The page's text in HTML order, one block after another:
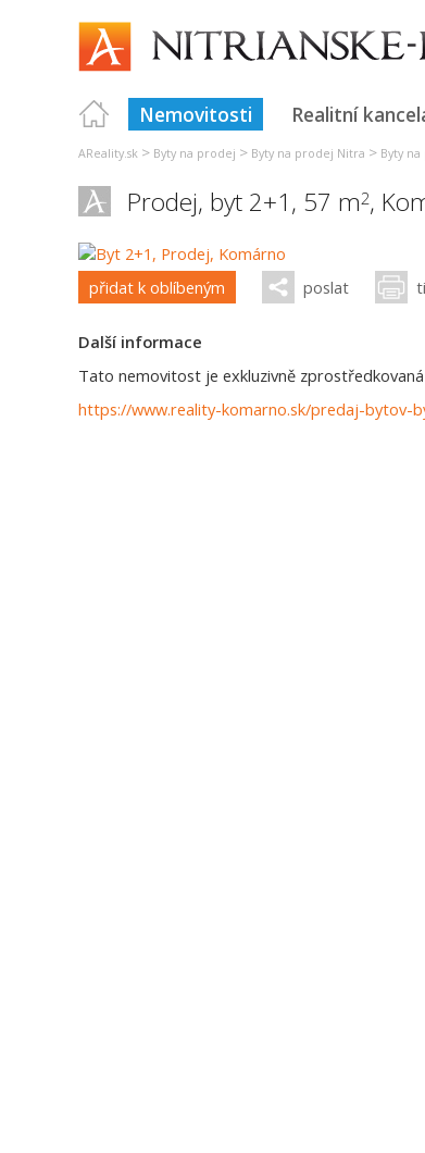
Nemovitosti Realitní
AReality.sk > Byty na prodej > Byty na prodej Nitra > Byty
Prodej, byt 2+1, 57 m2,
přidat k oblíbeným poslat
Další informace
Tato nemovitost je exkluzivně